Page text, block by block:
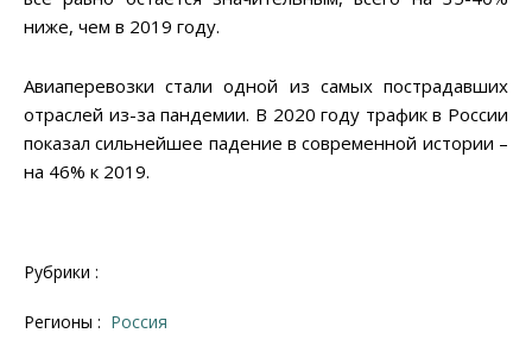
ниже, чем в 2019 году.
Авиаперевозки стали одной из самых пострадавших
отраслей из-за пандемии. В 2020 году трафик в России
показал сильнейшее падение в современной истории –
на 46% к 2019.
Рубрики :
Регионы : Россия